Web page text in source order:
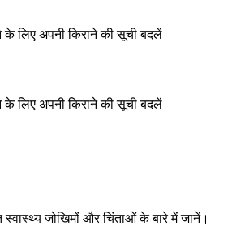
लिए अपनी किराने की सूची बदलें
लिए अपनी किराने की सूची बदलें
जोखिमों और चिंताओं के बारे में जानें।